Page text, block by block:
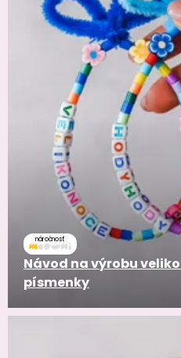
náročnosť
Návod na výrobu
písmenky